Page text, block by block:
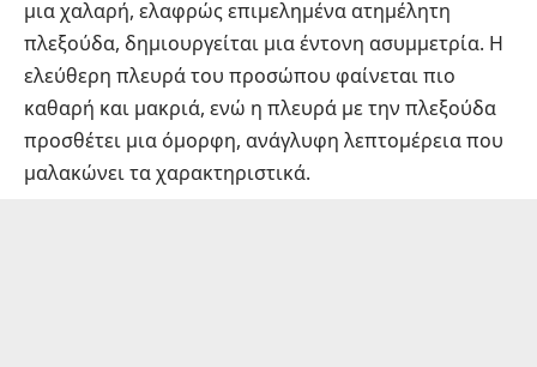
μια χαλαρή, ελαφρώς επιμελημένα ατημέλητη
πλεξούδα, δημιουργείται μια έντονη ασυμμετρία. Η
ελεύθερη πλευρά του προσώπου φαίνεται πιο
καθαρή και μακριά, ενώ η πλευρά με την πλεξούδα
προσθέτει μια όμορφη, ανάγλυφη λεπτομέρεια που
μαλακώνει τα χαρακτηριστικά.